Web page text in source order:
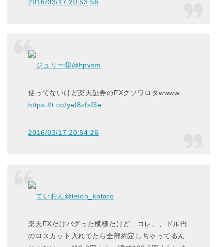
2016/03/17 20:53:56
ジュリー⑨@hpvsm
使ってないけど楽天証券のFXクソワロタwwww
https://t.co/yeI8zfsf3e
2016/03/17 20:54:26
ていおん@teion_kotaro
楽天FXだけバグった模様だけど、コレ、、ドル円
のロスカット入れてたら全部約定しちゃってるん